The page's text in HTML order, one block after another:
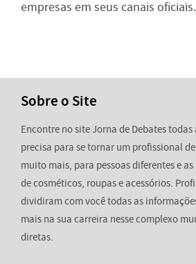
empresas em seus canais oficiais.
Sobre o Site
Encontre no site Jorna de Debates todas
precisa para se tornar um profissional de
muito mais, para pessoas diferentes e
de cosméticos, roupas e acessórios.
dividiram com você todas as
mais na sua carreira nesse complexo
diretas.